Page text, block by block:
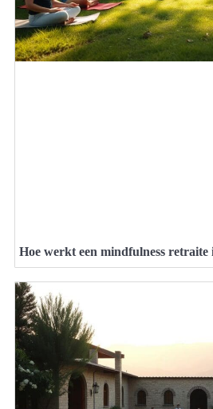
Hoe werkt een mindfulness retraite